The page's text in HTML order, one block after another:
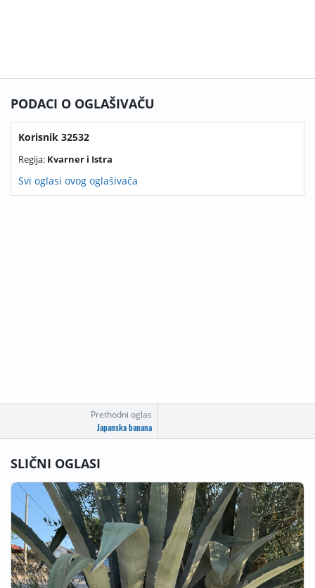
Prethodni oglas
Japanska banana
PODACI O OGLAŠIVAČU
Korisnik 32532
Regija: Kvarner i Istra
Svi oglasi ovog oglašivača
SLIČNI OGLASI